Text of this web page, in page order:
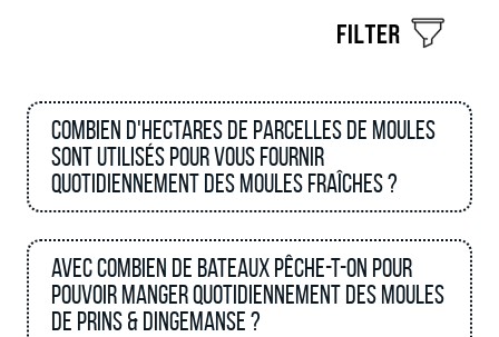
Combien d'hectares de parcelles de moules
sont utilisés pour vous fournir
quotidiennement des moules fraîches ?
Avec combien de bateaux pêche-t-on pour
pouvoir manger quotidiennement des moules
de Prins & Dingemanse ?